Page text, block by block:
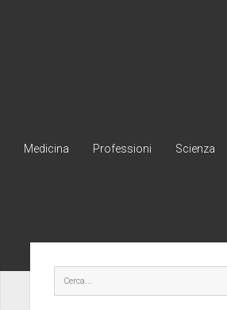
Medicina Professioni Scienza
laterale